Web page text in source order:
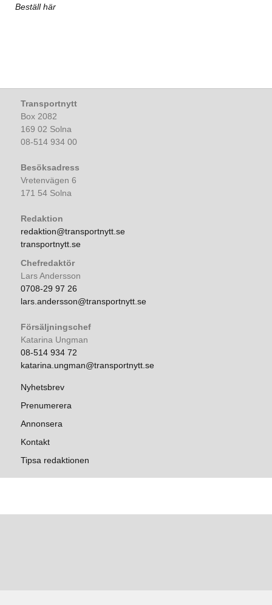
Beställ här
Transportnytt
Box 2082
169 02 Solna
08-514 934 00
Besöksadress
Vretenvägen 6
171 54 Solna
Redaktion
redaktion@transportnytt.se
transportnytt.se
Chefredaktör
Lars Andersson
0708-29 97 26
lars.andersson@transportnytt.se
Försäljningschef
Katarina Ungman
08-514 934 72
katarina.ungman@transportnytt.se
Nyhetsbrev
Prenumerera
Annonsera
Kontakt
Tipsa redaktionen